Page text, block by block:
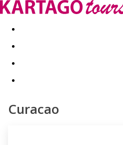
Last minute Dovolenkové kluby
Curacao